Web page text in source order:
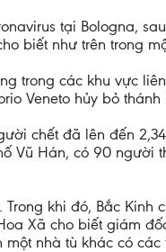
tại Bologna,
biết như trên trong
trong các khu vực
Veneto hủy bỏ
chết đã lên đến
Vũ Hán, có 90
khi đó, Bắc
Xã cho biết giám
nhà tù khác có